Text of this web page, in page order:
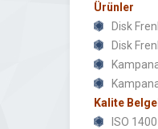
Ürünler
Disk
Disk
Kalite
ISO